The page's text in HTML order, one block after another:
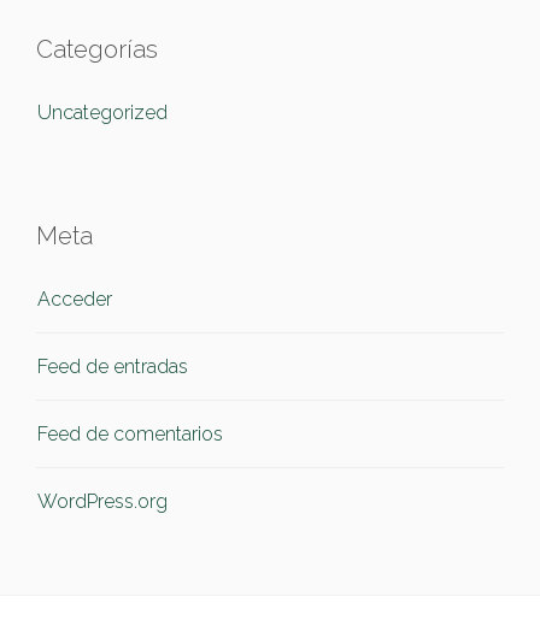
Categorías
Uncategorized
Meta
Acceder
Feed de entradas
Feed de comentarios
WordPress.org